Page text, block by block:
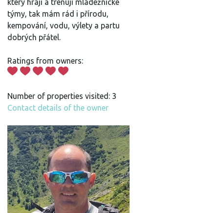
který hraji a trénuji mládežnické
týmy, tak mám rád i přírodu,
kempování, vodu, výlety a partu
dobrých přátel.
Ratings from owners:
Number of properties visited: 3
Contact details of the owner